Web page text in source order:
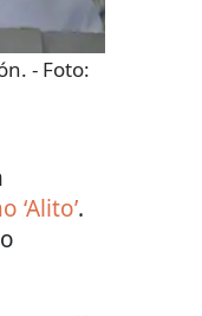
- Foto:
‘Alito’.